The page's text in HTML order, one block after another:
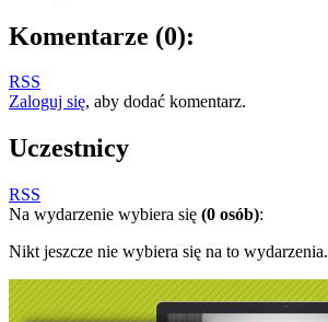
Komentarze (0):
RSS
Zaloguj się, aby dodać komentarz.
Uczestnicy
RSS
Na wydarzenie wybiera się (0 osób):
Nikt jeszcze nie wybiera się na to wydarzenia.